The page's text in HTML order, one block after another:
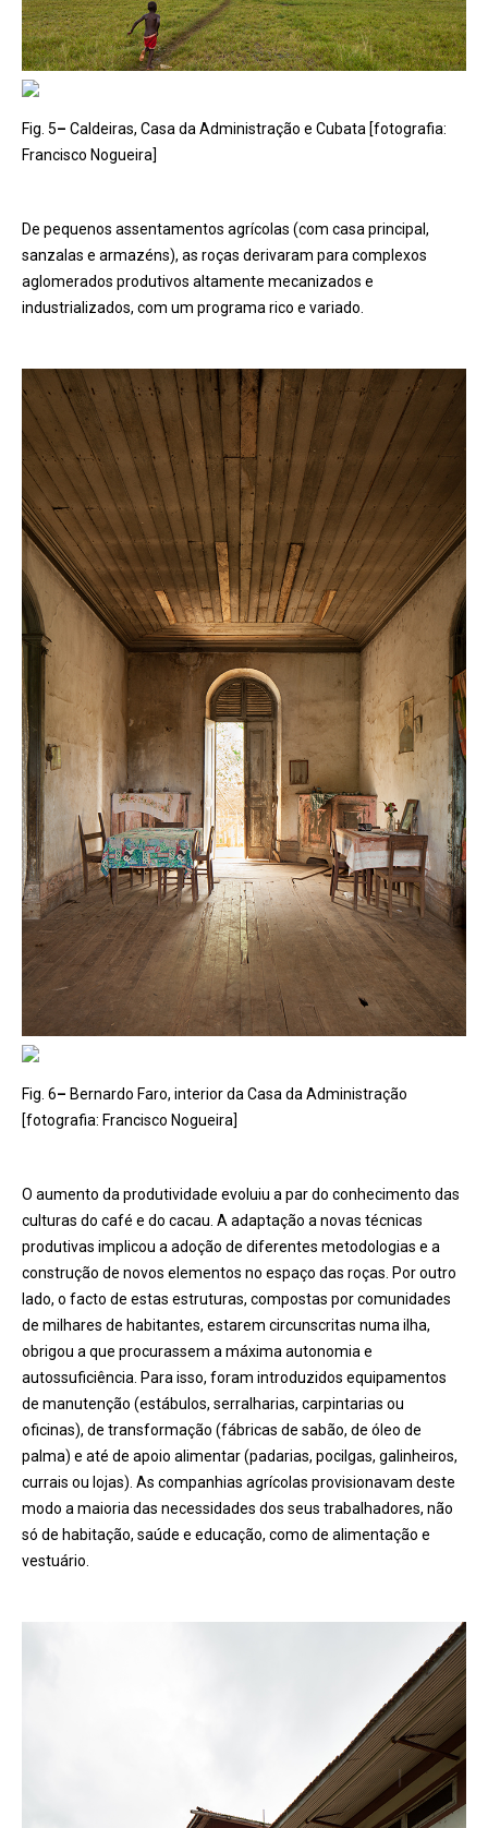
Fig. 5– Caldeiras, Casa da Administração e Cubata [fotografia:
Francisco Nogueira]
De pequenos assentamentos agrícolas (com casa principal,
sanzalas e armazéns), as roças derivaram para complexos
aglomerados produtivos altamente mecanizados e
industrializados, com um programa rico e variado.
Fig. 6– Bernardo Faro, interior da Casa da Administração
[fotografia: Francisco Nogueira]
O aumento da produtividade evoluiu a par do conhecimento das
culturas do café e do cacau. A adaptação a novas técnicas
produtivas implicou a adoção de diferentes metodologias e a
construção de novos elementos no espaço das roças. Por outro
lado, o facto de estas estruturas, compostas por comunidades
de milhares de habitantes, estarem circunscritas numa ilha,
obrigou a que procurassem a máxima autonomia e
autossuficiência. Para isso, foram introduzidos equipamentos
de manutenção (estábulos, serralharias, carpintarias ou
oficinas), de transformação (fábricas de sabão, de óleo de
palma) e até de apoio alimentar (padarias, pocilgas, galinheiros,
currais ou lojas). As companhias agrícolas provisionavam deste
modo a maioria das necessidades dos seus trabalhadores, não
só de habitação, saúde e educação, como de alimentação e
vestuário.